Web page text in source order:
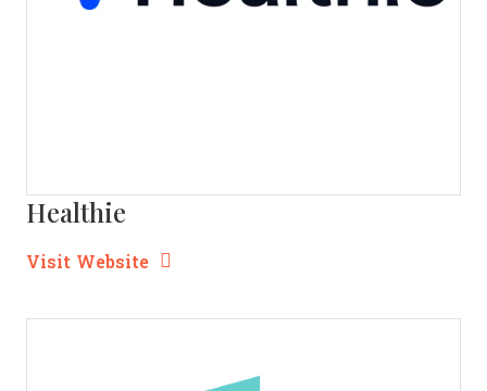
Healthie
Visit WebsiteOpens New Window